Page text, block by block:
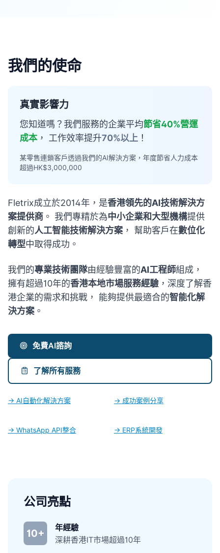
我們的使命
真實影響力
您知道嗎？我們服務的企業平均節省40%營運
成本 ， 工作效率提升70%以上 ！
某零售連鎖客戶透過我們的AI解決方案，年度節省人力成本
超過HK$3,000,000
Fletrix成立於2014年，是香港領先的AI技術解決方
案提供商 。 我們專精於為中小企業和大型機構提供
創新的人工智能技術解決方案 ， 幫助客戶在數位化
轉型中取得成功。
我們的專業技術團隊由經驗豐富的AI工程師組成，
擁有超過10年的香港本地市場服務經驗 ，深度了解香
港企業的需求和挑戰， 能夠提供最適合的智能化解
決方案 。
免費AI諮詢
了解所有服務
→ AI自動化解決方案 → 成功案例分享
→ WhatsApp API整合 → ERP系統開發
公司亮點
10+
年經驗
深耕香港IT市場超過10年